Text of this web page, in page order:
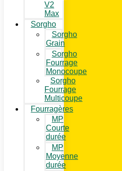
V2
Max
Sorgho
Sorgho
Grain
Sorgho
Fourrage
Monocoupe
Sorgho
Fourrage
Multicoupe
Fourragères
MP
Courte
durée
MP
Moyenne
durée